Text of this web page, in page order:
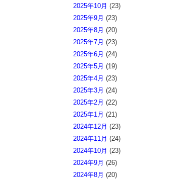
2025年10月 (23)
2025年9月 (23)
2025年8月 (20)
2025年7月 (23)
2025年6月 (24)
2025年5月 (19)
2025年4月 (23)
2025年3月 (24)
2025年2月 (22)
2025年1月 (21)
2024年12月 (23)
2024年11月 (24)
2024年10月 (23)
2024年9月 (26)
2024年8月 (20)